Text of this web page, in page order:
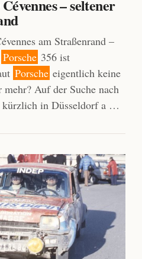
– seltener
am Straßenrand –
Porsche 356 ist
Porsche eigentlich keine
Auf der Suche nach
kürzlich in Düsseldorf a …